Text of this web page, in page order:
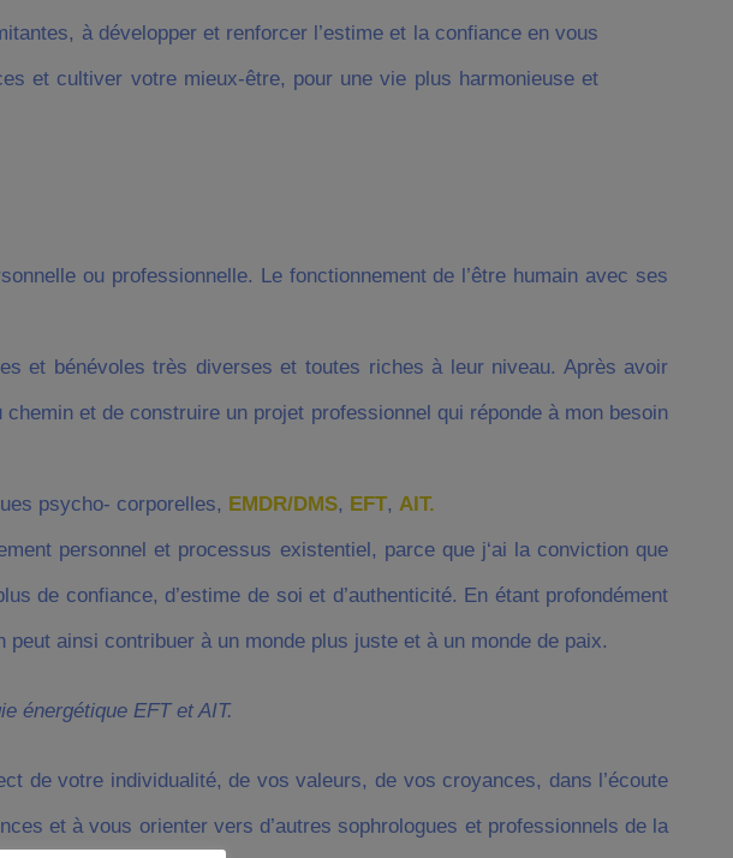
à développer et renforcer l’estime et la confiance en vous
et cultiver votre mieux-être, pour une vie plus harmonieuse et
ou professionnelle. Le fonctionnement de l’être humain avec ses
et bénévoles très diverses et toutes riches à leur niveau. Après avoir
et de construire un projet professionnel qui réponde à mon besoin
psycho- corporelles, EMDR/DMS, EFT, AIT.
personnel et processus existentiel, parce que j‘ai la conviction que
de confiance, d’estime de soi et d’authenticité. En étant profondément
ainsi contribuer à un monde plus juste et à un monde de paix.
énergétique EFT et AIT.
de votre individualité, de vos valeurs, de vos croyances, dans l’écoute
et à vous orienter vers d’autres sophrologues et professionnels de la